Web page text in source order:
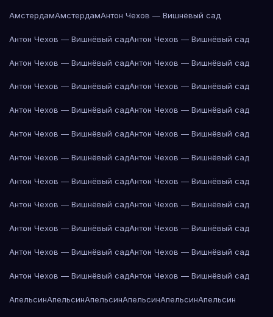
АмстердамАмстердамАнтон Чехов — Вишнёвый сад
Антон Чехов — Вишнёвый садАнтон Чехов — Вишнёвый сад
Антон Чехов — Вишнёвый садАнтон Чехов — Вишнёвый сад
Антон Чехов — Вишнёвый садАнтон Чехов — Вишнёвый сад
Антон Чехов — Вишнёвый садАнтон Чехов — Вишнёвый сад
Антон Чехов — Вишнёвый садАнтон Чехов — Вишнёвый сад
Антон Чехов — Вишнёвый садАнтон Чехов — Вишнёвый сад
Антон Чехов — Вишнёвый садАнтон Чехов — Вишнёвый сад
Антон Чехов — Вишнёвый садАнтон Чехов — Вишнёвый сад
Антон Чехов — Вишнёвый садАнтон Чехов — Вишнёвый сад
Антон Чехов — Вишнёвый садАнтон Чехов — Вишнёвый сад
Антон Чехов — Вишнёвый садАнтон Чехов — Вишнёвый сад
АпельсинАпельсинАпельсинАпельсинАпельсинАпельсин